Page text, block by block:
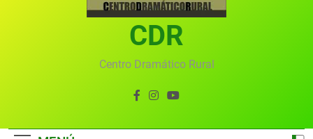
Francisco Nieva de piezas breves teatrales
convocado por el Centro Dramático Rural de Mira
Gala anual virtual del Centro Dramático Rural de
CDR
Centro Dramático Rural